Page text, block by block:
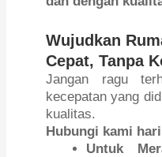
Wujudkan
Cepat, Tanpa
Jangan ragu
kecepatan yang
kualitas.
Hubungi kami
Untuk